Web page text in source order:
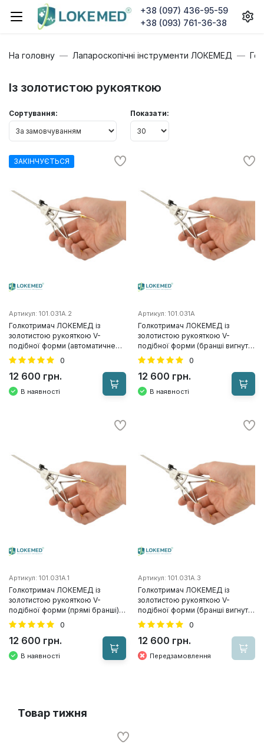
+38 (097) 436-95-59
+38 (093) 761-36-38
На головну Лапароскопічні інструменти ЛОКЕМЕД
Із золотистою рукояткою
Сортування: Показати:
ЗАКІНЧУЄТЬСЯ
Артикул: 101.031A.2
Голкотримач ЛОКЕМЕД із
золотистою рукояткою V-
подібної форми (автоматичне
випрямлення голки), Ф5*330
0
12 600 грн.
В наявності
Артикул: 101.031A
Голкотримач ЛОКЕМЕД із
золотистою рукояткою V-
подібної форми (бранші вигнуті
вліво), Ф5*3300
12 600 грн.
В наявності
Артикул: 101.031A.1
Голкотримач ЛОКЕМЕД із
золотистою рукояткою V-
подібної форми (прямі бранші),
Ф5*330
0
12 600 грн.
В наявності
Артикул: 101.031A.3
Голкотримач ЛОКЕМЕД із
золотистою рукояткою V-
подібної форми (бранші вигнуті
вправо), Ф5*330
0
12 600 грн.
Передзамовлення
Товар тижня